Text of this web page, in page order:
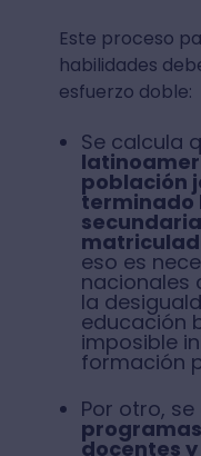
Este proceso
habilidades
esfuerzo doble:
Se calcula
población
terminado
eso es
nacionales
la
educación
imposible
formación
Por otro,
docentes